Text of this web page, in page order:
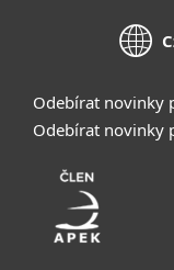
Odebírat novinky
Odebírat novinky